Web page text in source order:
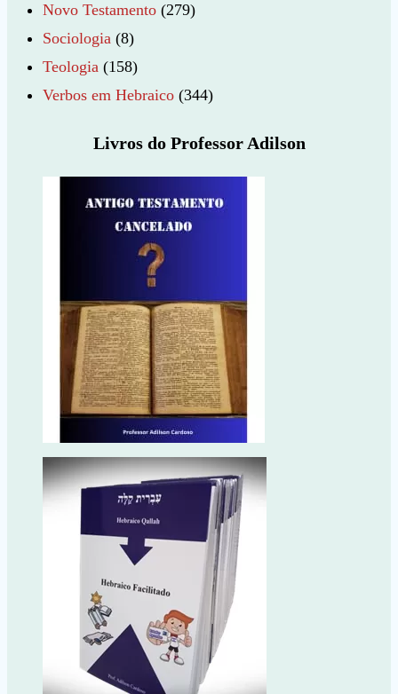
Novo Testamento (279)
Sociologia (8)
Teologia (158)
Verbos em Hebraico (344)
Livros do Professor Adilson